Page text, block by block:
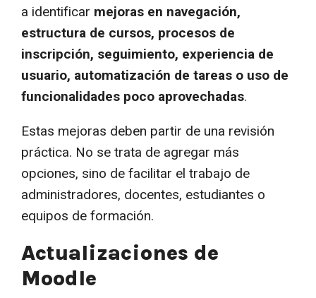
a identificar mejoras en navegación,
estructura de cursos, procesos de
inscripción, seguimiento, experiencia de
usuario, automatización de tareas o uso de
funcionalidades poco aprovechadas.
Estas mejoras deben partir de una revisión
práctica. No se trata de agregar más
opciones, sino de facilitar el trabajo de
administradores, docentes, estudiantes o
equipos de formación.
Actualizaciones de
Moodle